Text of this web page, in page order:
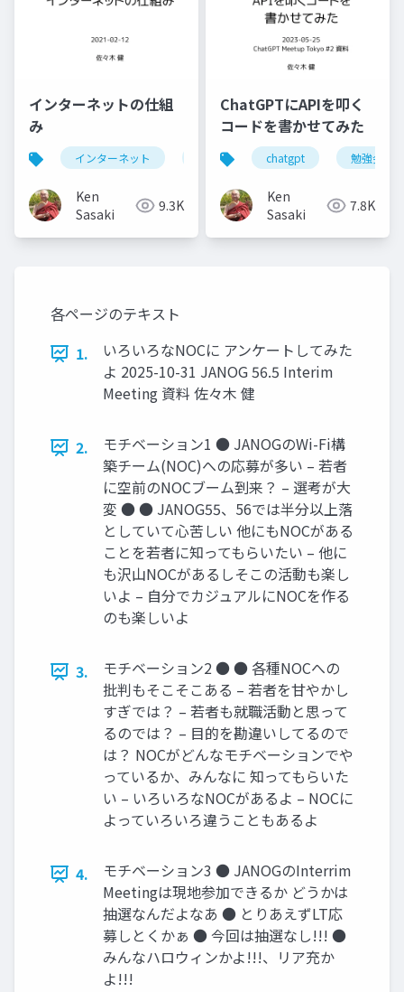
インターネットの仕組
み
インターネット internet enpit
Ken
Sasaki
9.3K
ChatGPTにAPIを叩く
コードを書かせてみた
chatgpt 勉強会
Ken
Sasaki
7.8K
各ページのテキスト
1.
いろいろなNOCに アンケートしてみた
よ 2025-10-31 JANOG 56.5 Interim
Meeting 資料 佐々木 健
2.
モチベーション1 ● JANOGのWi-Fi構
築チーム(NOC)への応募が多い – 若者
に空前のNOCブーム到来？ – 選考が大
変 ● ● JANOG55、56では半分以上落
としていて心苦しい 他にもNOCがある
ことを若者に知ってもらいたい – 他に
も沢山NOCがあるしそこの活動も楽し
いよ – 自分でカジュアルにNOCを作る
のも楽しいよ
3.
モチベーション2 ● ● 各種NOCへの
批判もそこそこある – 若者を甘やかし
すぎでは？ – 若者も就職活動と思って
るのでは？ – 目的を勘違いしてるので
は？ NOCがどんなモチベーションでや
っているか、みんなに 知ってもらいた
い – いろいろなNOCがあるよ – NOCに
よっていろいろ違うこともあるよ
4.
モチベーション3 ● JANOGのInterrim
Meetingは現地参加できるか どうかは
抽選なんだよなあ ● とりあえずLT応
募しとくかぁ ● 今回は抽選なし!!! ●
みんなハロウィンかよ!!!、リア充か
よ!!!